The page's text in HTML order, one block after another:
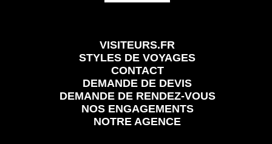
VISITEURS.FR
STYLES DE VOYAGES
CONTACT
DEMANDE DE DEVIS
DEMANDE DE RENDEZ-VOUS
NOS ENGAGEMENTS
NOTRE AGENCE